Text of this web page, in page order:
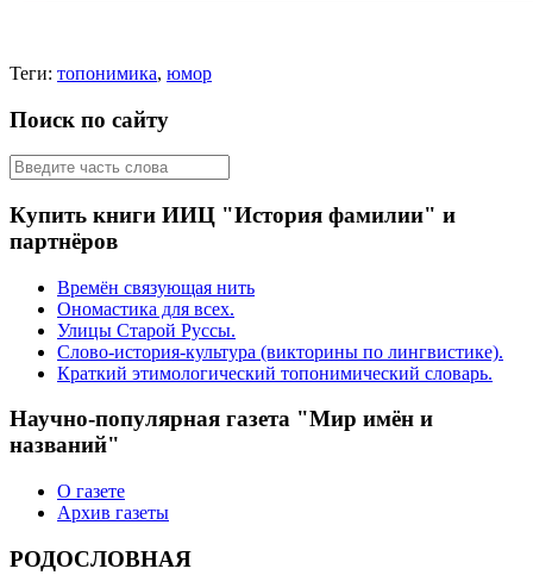
Теги: топонимика, юмор
Поиск по сайту
Купить книги ИИЦ "История фамилии" и
партнёров
Времён связующая нить
Ономастика для всех.
Улицы Старой Руссы.
Слово-история-культура (викторины по лингвистике).
Краткий этимологический топонимический словарь.
Научно-популярная газета "Мир имён и
названий"
О газете
Архив газеты
РОДОСЛОВНАЯ